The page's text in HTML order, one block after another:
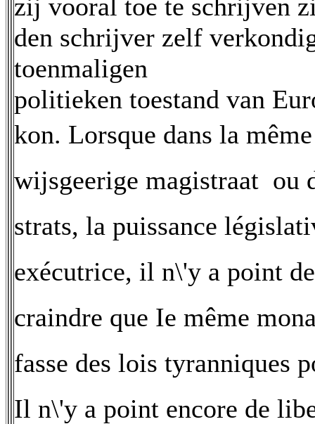
zij vooral toe te schrijven
den schrijver zelf
toenmaligen
politieken toestand van
kon. Lorsque dans la
wijsgeerige magistraat 
strats, la puissance
exécutrice, il n\'y a point
craindre que Ie même
fasse des lois tyranniques
Il n\'y a point encore de